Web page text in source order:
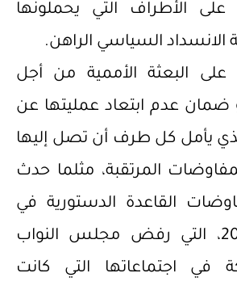
على الأطراف التي يحملونها
الانسداد السياسي الراهن.
البعثة الأممية من أجل
ضمان عدم ابتعاد عمليتها عن
يأمل كل طرف أن تصل إليها
المرتقبة، مثلما حدث
القاعدة الدستورية في
عام 2022، التي رفض مجلس النواب
في اجتماعاتها التي كانت